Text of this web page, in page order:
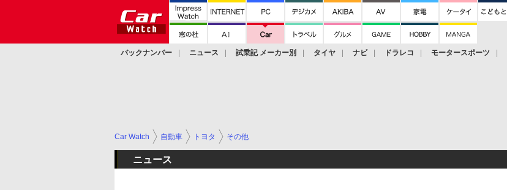
バックナンバー ニュース 試乗記 メーカー別 タイヤ ナビ ドラレコ モータースポーツ
Car Watch 自動車 トヨタ その他
ニュース